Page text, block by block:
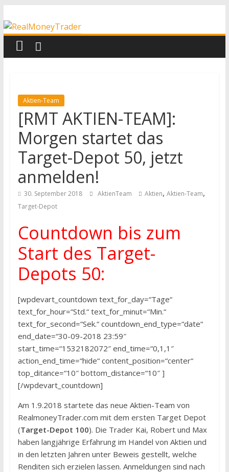
Inhalt
springen
RealMoneyTrader
Echtgeld-
Trading
Aktien-Team
[RMT AKTIEN-TEAM]:
Morgen startet das
Target-Depot 50, jetzt
anmelden!
30. September 2018 AktienTeam Aktien, Aktien-Team,
Target-Depot
Countdown bis zum
Start des Target-
Depots 50:
[wpdevart_countdown text_for_day=“Tage“
text_for_hour=“Std.“ text_for_minut=“Min.“
text_for_second=“Sek.“ countdown_end_type=“date“
end_date=“30-09-2018 23:59″
start_time=“1532182072″ end_time=“0,1,1″
action_end_time=“hide“ content_position=“center“
top_ditance=“10″ bottom_distance=“10″ ]
[/wpdevart_countdown]
Am 1.9.2018 startete das neue Aktien-Team von
RealmoneyTrader.com mit dem ersten Target Depot
(Target-Depot 100). Die Trader Kai, Robert und Max
haben langjährige Erfahrung im Handel von Aktien und
in den letzten Jahren unter Beweis gestellt, welche
Renditen sich erzielen lassen. Anmeldungen sind nach